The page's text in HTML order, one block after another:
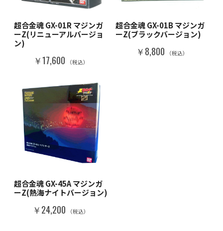
超合金魂 GX-01R マジンガ
ーZ(リニューアルバージョ
ン)
￥17,600 （税込）
超合金魂 GX-01B マジンガ
ーZ(ブラックバージョン)
￥8,800 （税込）
超合金魂 GX-45A マジンガ
ーZ(熱海ナイトバージョン)
￥24,200 （税込）